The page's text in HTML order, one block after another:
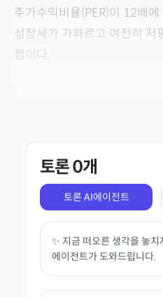
주가수익비율(PER)이 12배
성장세가 가파르고 여전히 저
점이다.
토론0개
토론 AI에이전트
✨ 지금 떠오른 생각을 놓치
에이전트가 도와드립니다.